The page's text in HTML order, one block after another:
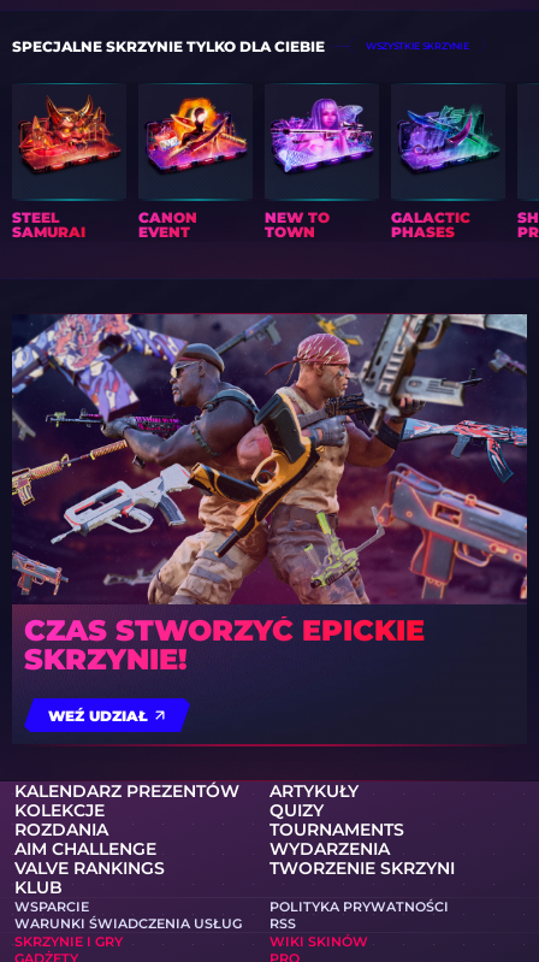
SPECJALNE SKRZYNIE TYLKO DLA CIEBIE WSZYSTKIE SKRZYNIE
STEEL
SAMURAI
CANON
EVENT
NEW TO
TOWN
GALACTIC
PHASES
CZAS STWORZYĆ EPICKIE
SKRZYNIE!
WEŹ UDZIAŁ
KALENDARZ PREZENTÓW
ARTYKUŁY
KOLEKCJE
QUIZY
ROZDANIA
TOURNAMENTS
AIM CHALLENGE
WYDARZENIA
VALVE RANKINGS
TWORZENIE SKRZYNI
KLUB
WSPARCIE
POLITYKA PRYWATNOŚCI
WARUNKI ŚWIADCZENIA USŁUG
RSS
SKRZYNIE I GRY
WIKI SKINÓW